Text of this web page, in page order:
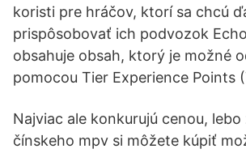
koristi pre hráčov, ktorí sa chcú
prispôsobovať ich podvozok
obsahuje obsah, ktorý je možné
pomocou Tier Experience Points
Najviac ale konkurujú cenou, lebo
čínskeho mpv si môžete kúpiť